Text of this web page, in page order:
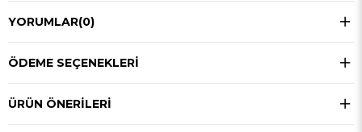
YORUMLAR(0)
ÖDEME SEÇENEKLERI
ÜRÜN ÖNERILERI